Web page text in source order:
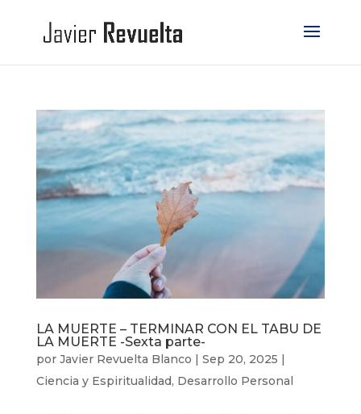
LA MUERTE – TERMINAR CON EL TABU DE
LA MUERTE -Sexta parte-
por Javier Revuelta Blanco Sep 20, 2025
Ciencia y Espiritualidad, Desarrollo Personal